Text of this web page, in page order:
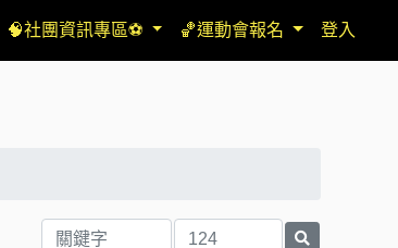
🧠社團資訊專區⚽ 🏀運動會報名 登入